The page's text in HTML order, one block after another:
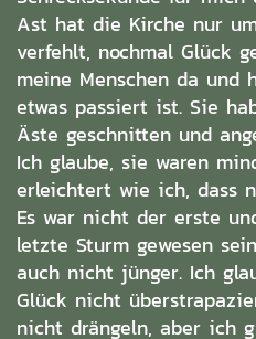
Ast hat die Kirche nur
verfehlt, nochmal Glück
meine Menschen da und
etwas passiert ist. Sie
Äste geschnitten und
Ich glaube, sie waren
erleichtert wie ich, dass
Es war nicht der erste
letzte Sturm gewesen
auch nicht jünger. Ich
Glück nicht
nicht drängeln, aber ich